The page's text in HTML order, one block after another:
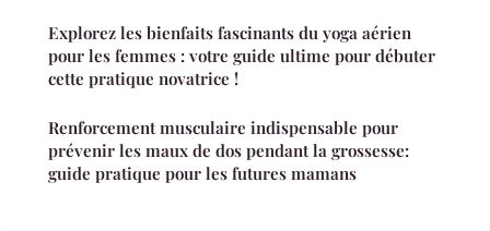
Explorez les bienfaits fascinants du yoga aérien
pour les femmes : votre guide ultime pour débuter
cette pratique novatrice !
Renforcement musculaire indispensable pour
prévenir les maux de dos pendant la grossesse:
guide pratique pour les futures mamans